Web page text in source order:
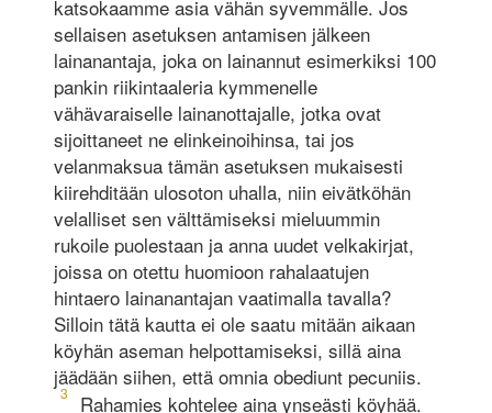
katsokaamme asia vähän syvemmälle. Jos
sellaisen asetuksen antamisen jälkeen
lainanantaja, joka on lainannut esimerkiksi 100
pankin riikintaaleria kymmenelle
vähävaraiselle lainanottajalle, jotka ovat
sijoittaneet ne elinkeinoihinsa, tai jos
velanmaksua tämän asetuksen mukaisesti
kiirehditään ulosoton uhalla, niin eivätköhän
velalliset sen välttämiseksi mieluummin
rukoile puolestaan ja anna uudet velkakirjat,
joissa on otettu huomioon rahalaatujen
hintaero lainanantajan vaatimalla tavalla?
Silloin tätä kautta ei ole saatu mitään aikaan
köyhän aseman helpottamiseksi, sillä aina
jäädään siihen, että omnia obediunt pecuniis.
3
Rahamies kohtelee aina ynseästi köyhää.